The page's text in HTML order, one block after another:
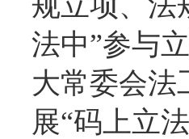
法中”参与
大常委会法
展“码上立